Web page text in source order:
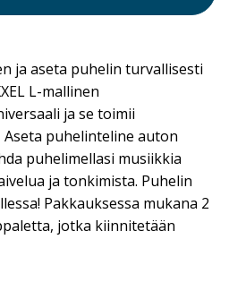
ja aseta puhelin turvallisesti
L-mallinen
ja se toimii
puhelinteline auton
puhelimellasi musiikkia
ja tonkimista. Puhelin
Pakkauksessa mukana 2
jotka kiinnitetään